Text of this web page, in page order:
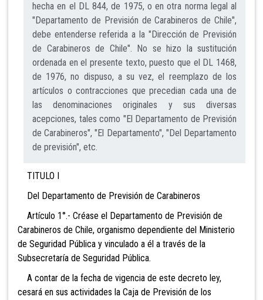
hecha en el DL 844, de 1975, o en otra norma legal al
"Departamento de Previsión de Carabineros de Chile",
debe entenderse referida a la "Dirección de Previsión
de Carabineros de Chile". No se hizo la sustitución
ordenada en el presente texto, puesto que el DL 1468,
de 1976, no dispuso, a su vez, el reemplazo de los
artículos o contracciones que precedian cada una de
las denominaciones originales y sus diversas
acepciones, tales como "El Departamento de Previsión
de Carabineros", "El Departamento", "Del Departamento
de previsión", etc.
TITULO I
Del Departamento de Previsión de Carabineros
Artículo 1°.- Créase el Departamento de Previsión de
Carabineros de Chile, organismo dependiente del Ministerio
de Seguridad Pública y vinculado a él a través de la
Subsecretaría de Seguridad Pública.
A contar de la fecha de vigencia de este decreto ley,
cesará en sus actividades la Caja de Previsión de los